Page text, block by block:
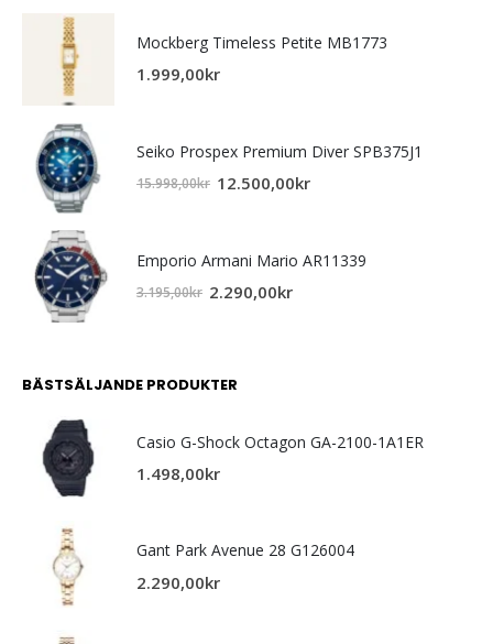
Mockberg Timeless Petite MB1773
1.999,00kr
Seiko Prospex Premium Diver SPB375J1
15.998,00kr 12.500,00kr
Emporio Armani Mario AR11339
3.195,00kr 2.290,00kr
BÄSTSÄLJANDE PRODUKTER
Casio G-Shock Octagon GA-2100-1A1ER
1.498,00kr
Gant Park Avenue 28 G126004
2.290,00kr